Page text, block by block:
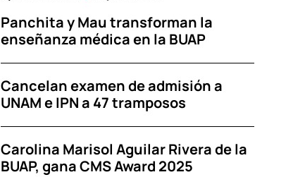
Panchita y Mau transforman la
enseñanza médica en la BUAP
Cancelan examen de admisión a
UNAM e IPN a 47 tramposos
Carolina Marisol Aguilar Rivera de la
BUAP, gana CMS Award 2025